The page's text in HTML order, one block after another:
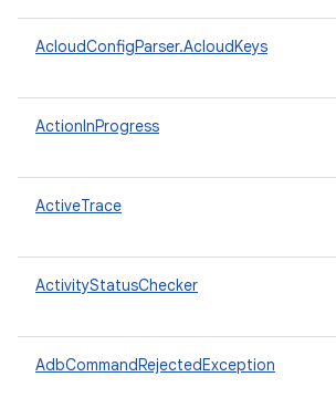
AcloudConfigParser.AcloudKeys
ActionInProgress
ActiveTrace
ActivityStatusChecker
AdbCommandRejectedException